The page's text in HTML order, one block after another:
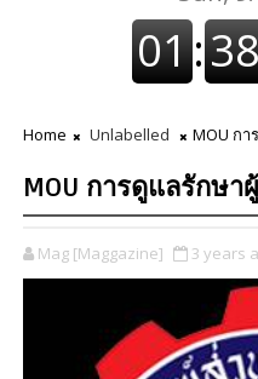
Home Unlabelled MOU กา
MOU การดูแลรักษา
Mag [Maggazine] 3 years